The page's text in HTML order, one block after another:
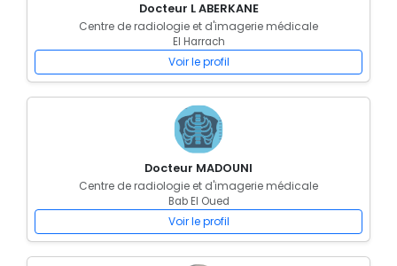
Docteur L ABERKANE
Centre de radiologie et d'imagerie médicale
El Harrach
Voir le profil
Docteur MADOUNI
Centre de radiologie et d'imagerie médicale
Bab El Oued
Voir le profil